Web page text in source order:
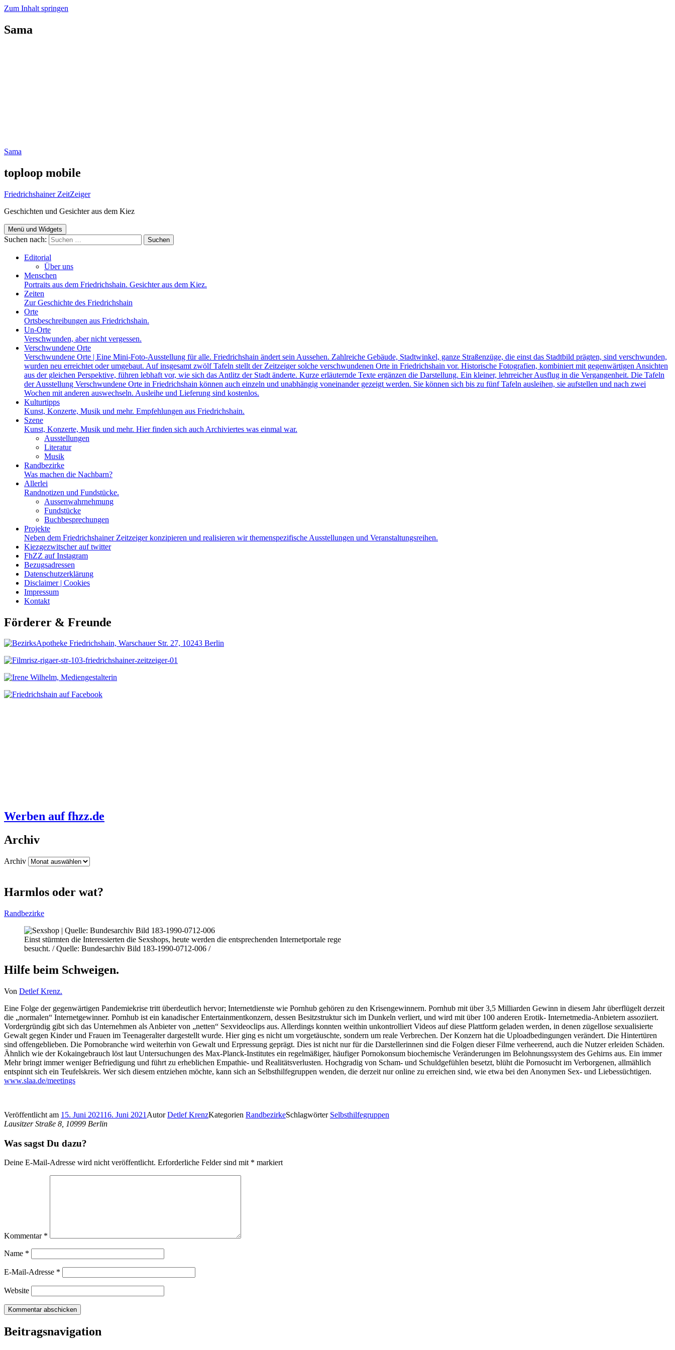
Zum Inhalt springen
Sama
Sama
toploop mobile
Friedrichshainer ZeitZeiger
Geschichten und Gesichter aus dem Kiez
Menü und Widgets
Suchen nach:
Editorial
Über uns
Menschen
Portraits aus dem Friedrichshain. Gesichter aus dem Kiez.
Zeiten
Zur Geschichte des Friedrichshain
Orte
Ortsbeschreibungen aus Friedrichshain.
Un-Orte
Verschwunden, aber nicht vergessen.
Verschwundene Orte
Verschwundene Orte | Eine Mini-Foto-Ausstellung für alle. Friedrichshain ändert sein Aussehen. Zahlreiche Gebäude, Stadtwinkel, ganze Straßenzüge, die einst das Stadtbild prägten, sind verschwunden,
wurden neu erreichtet oder umgebaut. Auf insgesamt zwölf Tafeln stellt der Zeitzeiger solche verschwundenen Orte in Friedrichshain vor. Historische Fotografien, kombiniert mit gegenwärtigen Ansichten
aus der gleichen Perspektive, führen lebhaft vor, wie sich das Antlitz der Stadt änderte. Kurze erläuternde Texte ergänzen die Darstellung. Ein kleiner, lehrreicher Ausflug in die Vergangenheit. Die Tafeln
der Ausstellung Verschwundene Orte in Friedrichshain können auch einzeln und unabhängig voneinander gezeigt werden. Sie können sich bis zu fünf Tafeln ausleihen, sie aufstellen und nach zwei
Wochen mit anderen auswechseln. Ausleihe und Lieferung sind kostenlos.
Kulturtipps
Kunst, Konzerte, Musik und mehr. Empfehlungen aus Friedrichshain.
Szene
Kunst, Konzerte, Musik und mehr. Hier finden sich auch Archiviertes was einmal war.
Ausstellungen
Literatur
Musik
Randbezirke
Was machen die Nachbarn?
Allerlei
Randnotizen und Fundstücke.
Aussenwahrnehmung
Fundstücke
Buchbesprechungen
Projekte
Neben dem Friedrichshainer Zeitzeiger konzipieren und realisieren wir themenspezifische Ausstellungen und Veranstaltungsreihen.
Kiezgezwitscher auf twitter
FhZZ auf Instagram
Bezugsadressen
Datenschutzerklärung
Disclaimer | Cookies
Impressum
Kontakt
Förderer & Freunde
Werben auf fhzz.de
Archiv
Archiv
Harmlos oder wat?
Randbezirke
Einst stürmten die Interessierten die Sexshops, heute werden die entsprechenden Internetportale rege
besucht. / Quelle: Bundesarchiv Bild 183-1990-0712-006 /
Hilfe beim Schweigen.
Von Detlef Krenz.
Eine Folge der gegenwärtigen Pandemiekrise tritt überdeutlich hervor; Internetdienste wie Pornhub gehören zu den Krisengewinnern. Pornhub mit über 3,5 Milliarden Gewinn in diesem Jahr überflügelt derzeit
die „normalen“ Internetgewinner. Pornhub ist ein kanadischer Entertainmentkonzern, dessen Besitzstruktur sich im Dunkeln verliert, und wird mit über 100 anderen Erotik- Internetmedia-Anbietern assoziiert.
Vordergründig gibt sich das Unternehmen als Anbieter von „netten“ Sexvideoclips aus. Allerdings konnten weithin unkontrolliert Videos auf diese Plattform geladen werden, in denen zügellose sexualisierte
Gewalt gegen Kinder und Frauen im Teenageralter dargestellt wurde. Hier ging es nicht um vorgetäuschte, sondern um reale Verbrechen. Der Konzern hat die Uploadbedingungen verändert. Die Hintertüren
sind offengeblieben. Die Pornobranche wird weiterhin von Gewalt und Erpressung geprägt. Dies ist nicht nur für die Darstellerinnen sind die Folgen dieser Filme verheerend, auch die Nutzer erleiden Schäden.
Ähnlich wie der Kokaingebrauch löst laut Untersuchungen des Max-Planck-Institutes ein regelmäßiger, häufiger Pornokonsum biochemische Veränderungen im Belohnungssystem des Gehirns aus. Ein immer
Mehr bringt immer weniger Befriedigung und führt zu erheblichen Empathie- und Realitätsverlusten. Hochgradig von Scham- und Schuldgefühlen besetzt, blüht die Pornosucht im Verborgenen, allmählich
entspinnt sich ein Teufelskreis. Wer sich diesem entziehen möchte, kann sich an Selbsthilfegruppen wenden, die derzeit nur online zu erreichen sind, wie etwa bei den Anonymen Sex- und Liebessüchtigen.
www.slaa.de/meetings
Veröffentlicht am 15. Juni 202116. Juni 2021 AutorDetlef KrenzKategorien RandbezirkeSchlagwörter Selbsthilfegruppen
Lausitzer Straße 8, 10999 Berlin
Was sagst Du dazu?
Deine E-Mail-Adresse wird nicht veröffentlicht. Erforderliche Felder sind mit * markiert
Kommentar *
Name *
E-Mail-Adresse *
Website
Beitragsnavigation